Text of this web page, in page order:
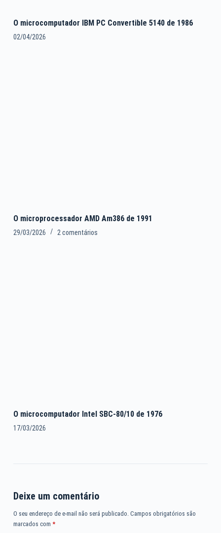
O microcomputador IBM PC Convertible 5140 de 1986
02/04/2026
O microprocessador AMD Am386 de 1991
29/03/2026 2 comentários
O microcomputador Intel SBC-80/10 de 1976
17/03/2026
Deixe um comentário
O seu endereço de e-mail não será publicado. Campos obrigatórios são
marcados com *